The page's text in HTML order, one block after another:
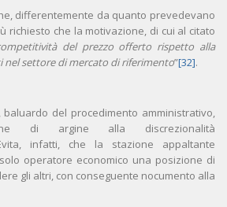
differentemente da quanto prevedevano
richiesto che la motivazione, di cui al citato
del prezzo offerto rispetto alla
nel settore di mercato di riferimento”[32].
del procedimento amministrativo,
di argine alla discrezionalità
Evita, infatti, che la stazione appaltante
operatore economico una posizione di
gli altri, con conseguente nocumento alla